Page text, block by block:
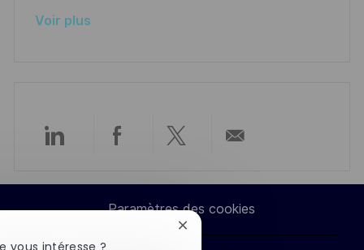
o d
t
e
Voir plus
Partager
via
Partager
via
Facebook
Partager
via
twitter
par
e-
Paramètres des cookies
Fermer